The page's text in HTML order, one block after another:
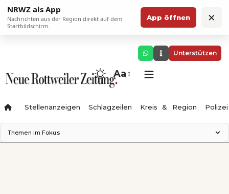
NRWZ als App
Nachrichten aus der Region direkt auf dem
Startbildschirm.
App öffnen ×
Unterstützen
Aa
Stellenanzeigen Schlagzeilen Kreis & Region Polizei
Themen im Fokus